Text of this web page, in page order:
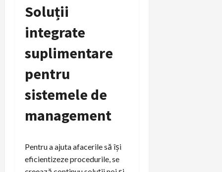
Soluții
integrate
suplimentare
pentru
sistemele de
management
Pentru a ajuta afacerile să își
eficientizeze procedurile, se